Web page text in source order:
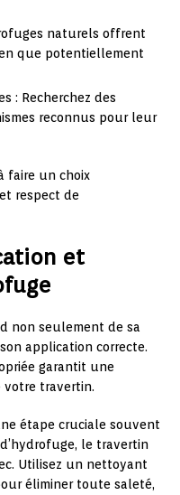
naturels offrent
que potentiellement
: Recherchez des
reconnus pour leur
faire un choix
respect de
et
non seulement de sa
application correcte.
garantit une
travertin.
étape cruciale souvent
le travertin
Utilisez un nettoyant
éliminer toute saleté,